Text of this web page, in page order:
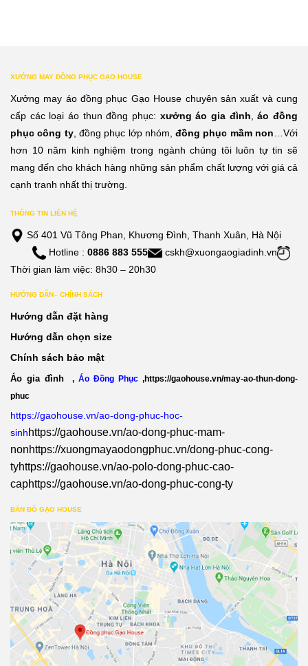
XƯỞNG MAY ĐỒNG PHỤC GẠO HOUSE
Xưởng may áo đồng phục Gạo House chuyên sản xuất và cung
cấp các loại áo thun đồng phục: xưởng áo gia đình,áo đồng
phục công ty, đồng phục lớp nhóm,đồng phục mầm non…Với
hơn 10 năm kinh nghiệm trong ngành chúng tôi luôn tự tin sẽ
mang đến cho khách hàng những sản phẩm chất lượng với giá cả
cạnh tranh nhất thị trường.
THÔNG TIN LIÊN HỆ
Số 401 Vũ Tông Phan, Khương Đình, Thanh Xuân, Hà Nội
Hotline : 0886 883 555
cskh@xuongaogiadinh.vn
Thời gian làm việc: 8h30 – 20h30
HƯỚNG DẪN– CHÍNH SÁCH
Hướng dẫn đặt hàng
Hướng dẫn chọn size
Chính sách bảo mật
Áo gia đình , Áo Đồng Phục ,https://gaohouse.vn/may-ao-thun-dong-
phuc
https://gaohouse.vn/ao-dong-phuc-hoc-
sinhhttps://gaohouse.vn/ao-dong-phuc-mam-
nonhttps://xuongmayaodongphuc.vn/dong-phuc-cong-
tyhttps://gaohouse.vn/ao-polo-dong-phuc-cao-
caphttps://gaohouse.vn/ao-dong-phuc-cong-ty
BẢN ĐỒ GẠO HOUSE